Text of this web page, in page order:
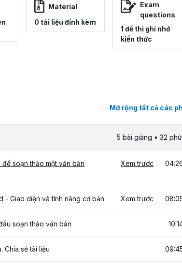
Material
0 tài liệu đính kèm
Exam
questions
1 đề thi ghi nhớ
kiến thức
Mở rộng tất cả các
5 bài giảng • 32
soạn thảo một văn bản
Xem trước
- Giao diện và tính năng cơ bản Xem trước
soạn thảo văn bản
Chia sẻ tài liệu